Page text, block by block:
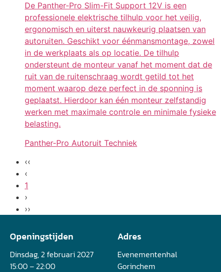
De Panther-Pro Slim-Fit Support 12V is een
professionele elektrische tilhulp voor het veilig,
ergonomisch en uiterst nauwkeurig plaatsen van
autoruiten. Geschikt voor éénmansmontage, zowel
in de werkplaats als op locatie. De tilhulp
ondersteunt de monteur vanaf het moment dat de
ruit van de ruitenschraag wordt getild tot het
moment waarop deze perfect in de sponning is
geplaatst. Hierdoor kan één monteur zelfstandig
werken met maximale controle en minimale fysieke
belasting.
Panther-Pro Autoruit Techniek
‹‹
‹
1
›
››
Openingstijden
Dinsdag, 2 februari 2027
15:00 – 22:00
Adres
Evenementenhal
Gorinchem